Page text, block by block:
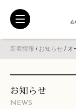
心
toggle
navigation
新着情報 / お知らせ / オ
お知らせ
NEWS